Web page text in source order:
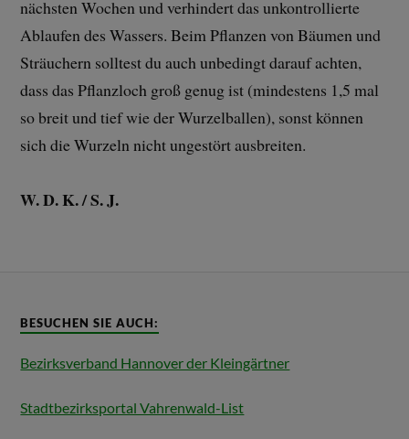
nächsten Wochen und verhindert das unkontrollierte
Ablaufen des Wassers. Beim Pflanzen von Bäumen und
Sträuchern solltest du auch unbedingt darauf achten,
dass das Pflanzloch groß genug ist (mindestens 1,5 mal
so breit und tief wie der Wurzelballen), sonst können
sich die Wurzeln nicht ungestört ausbreiten.
W. D. K. / S. J.
BESUCHEN SIE AUCH:
Bezirksverband Hannover der Kleingärtner
Stadtbezirksportal Vahrenwald-List